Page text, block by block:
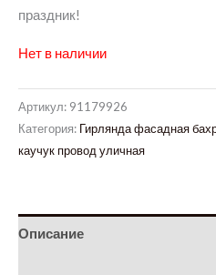
праздник!
Нет в наличии
Артикул: 91179926
Категория: Гирлянда фасадная
каучук провод уличная
Описание